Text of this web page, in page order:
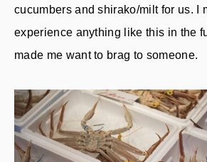
cucumbers and shirako/milt for us. I
experience anything like this in the
made me want to brag to someone.